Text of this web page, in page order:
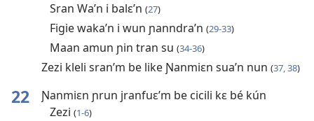
Sran Wa’n i balɛ’n (27)
Figie waka’n i wun ɲanndra’n (29-33)
Maan amun ɲin tran su (34-36)
Zezi kleli sran’m be like Ɲanmiɛn sua’n nun (37, 38)
22
Ɲanmiɛn ɲrun jranfuɛ’m be cicili kɛ bé kún
Zezi (1-6)